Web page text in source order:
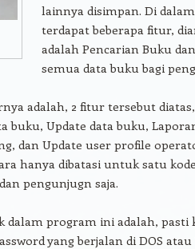
lainnya disimpan. Di
terdapat beberapa fitur,
adalah Pencarian Buku
semua data buku bagi
adalah, 2 fitur tersebut
buku, Update data buku,
dan Update user profile
hanya dibatasi untuk satu
pengunjugn saja.
dalam program ini adalah, pasti
yang berjalan di DOS